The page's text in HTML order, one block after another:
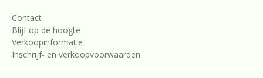
Contact
Blijf op de hoogte
Verkoopinformatie
Inschrijf- en verkoopvoorwaarden